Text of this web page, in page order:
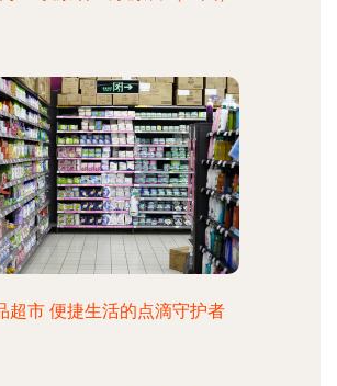
超市 便捷生活的点滴守护者